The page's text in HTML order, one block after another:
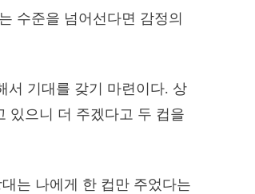
수준을 넘어선다면 감정의
서 기대를 갖기 마련이다. 상
있으니 더 주겠다고 두 컵을
는 나에게 한 컵만 주었다는